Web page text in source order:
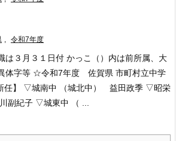
, 令和7年度
は３月３１日付 かっこ（）内は前所属、大
体字等 ☆令和7年度 佐賀県 市町村立中学
任】 ▽城南中 （城北中） 益田政季 ▽昭栄
副紀子 ▽城東中 （ ...